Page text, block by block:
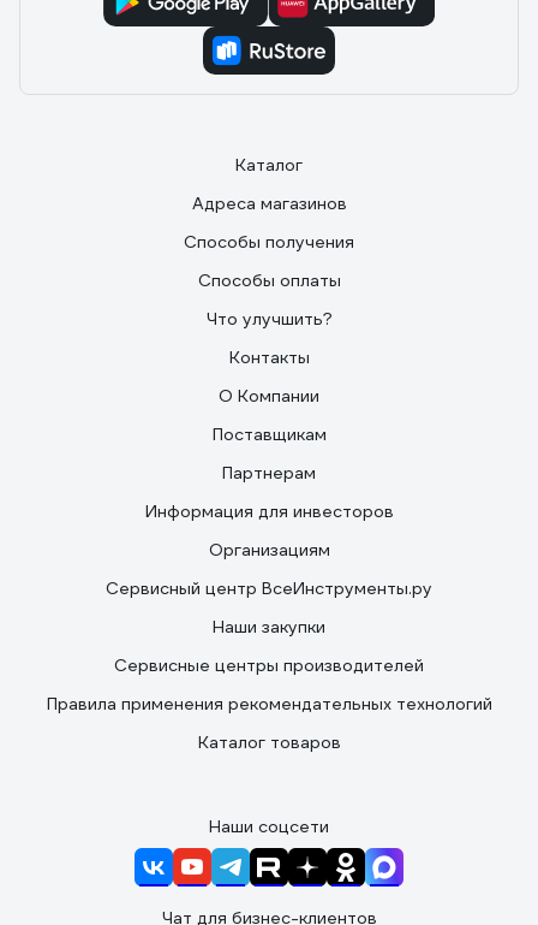
Каталог
Адреса магазинов
Способы получения
Способы оплаты
Что улучшить?
Контакты
О Компании
Поставщикам
Партнерам
Информация для инвесторов
Организациям
Сервисный центр ВсеИнструменты.ру
Наши закупки
Сервисные центры производителей
Правила применения рекомендательных технологий
Каталог товаров
Наши соцсети
Чат для бизнес-клиентов